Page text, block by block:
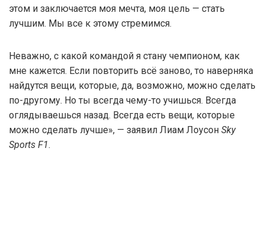
этом и заключается моя мечта, моя цель — стать
лучшим. Мы все к этому стремимся.
Неважно, с какой командой я стану чемпионом, как
мне кажется. Если повторить всё заново, то наверняка
найдутся вещи, которые, да, возможно, можно сделать
по-другому. Но ты всегда чему-то учишься. Всегда
оглядываешься назад. Всегда есть вещи, которые
можно сделать лучше», — заявил Лиам Лоусон Sky
Sports F1.